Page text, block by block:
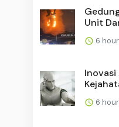
Unit
6
Inovasi
6